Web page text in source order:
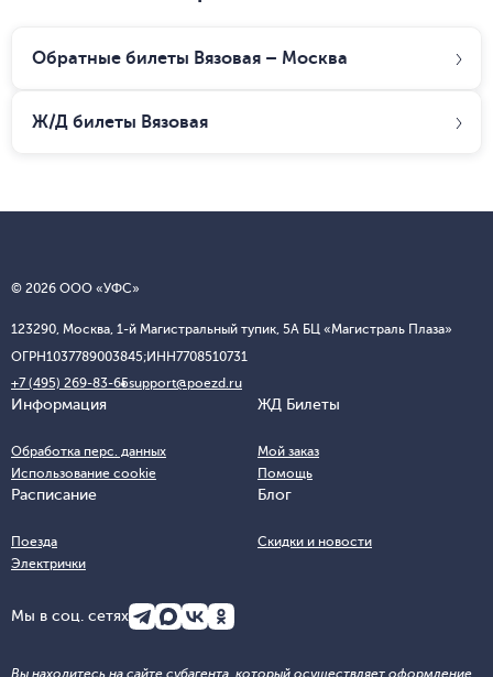
Обратные билеты Вязовая – Москва
Ж/Д билеты Вязовая
© 2026 ООО «УФС»
123290, Москва, 1-й Магистральный тупик, 5А БЦ «Магистраль Плаза»
ОГРН1037789003845;ИНН7708510731
+7 (495) 269-83-65support@poezd.ru
Информация
Обработка перс. данных
Использование cookie
ЖД Билеты
Мой заказ
Помощь
Расписание
Поезда
Электрички
Блог
Скидки и новости
Мы в соц. сетях
Вы находитесь на сайте субагента, который осуществляет оформление